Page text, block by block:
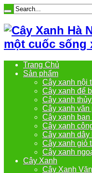
một cuốc sống
Trang Chủ
Sản phẩm
Cây xanh nội
Cây xanh để
Cây xanh
Cây xanh văn
Cây xanh ban
Cây xanh
Cây xanh dây
Cây xanh giỏ
Cây xanh
Cây Xanh
Cây Xanh